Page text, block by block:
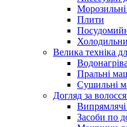
Плити
Велика техніка
Пральні
Сушильні
Догляд за
Випрямлячі
Засоби по